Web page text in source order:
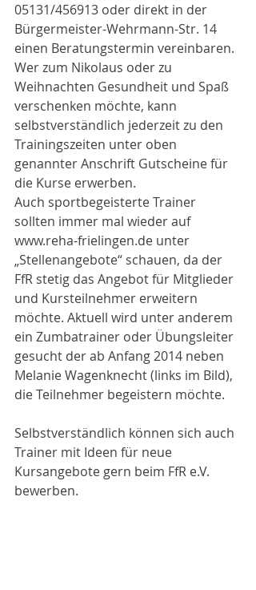
05131/456913 oder direkt in der
Bürgermeister-Wehrmann-Str. 14
einen Beratungstermin vereinbaren.
Wer zum Nikolaus oder zu
Weihnachten Gesundheit und Spaß
verschenken möchte, kann
selbstverständlich jederzeit zu den
Trainingszeiten unter oben
genannter Anschrift Gutscheine für
die Kurse erwerben.
Auch sportbegeisterte Trainer
sollten immer mal wieder auf
www.reha-frielingen.de unter
„Stellenangebote“ schauen, da der
FfR stetig das Angebot für Mitglieder
und Kursteilnehmer erweitern
möchte. Aktuell wird unter anderem
ein Zumbatrainer oder Übungsleiter
gesucht der ab Anfang 2014 neben
Melanie Wagenknecht (links im Bild),
die Teilnehmer begeistern möchte.
Selbstverständlich können sich auch
Trainer mit Ideen für neue
Kursangebote gern beim FfR e.V.
bewerben.